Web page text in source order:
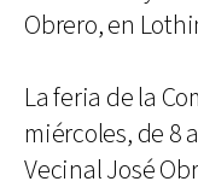
Obrero, en
La feria de la
miércoles, de 8
Vecinal José